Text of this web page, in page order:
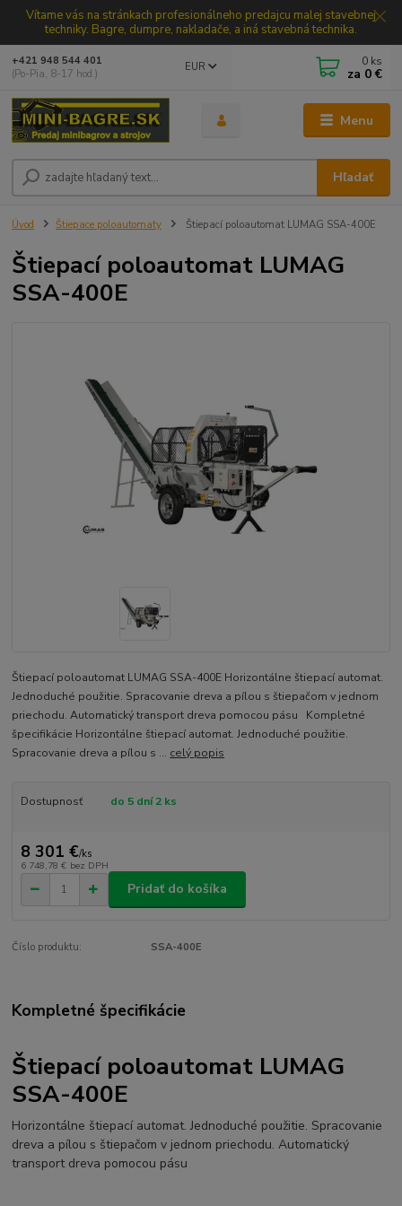
Vítame vás na stránkach profesionálneho predajcu malej stavebnej
techniky. Bagre, dumpre, nakladače, a iná stavebná technika.
Menu
EUR
Hľadať
+421 948 544 401
(Po-Pia, 8-17 hod.)
0 ks
za 0 €
Úvod Štiepace poloautomaty Štiepací poloautomat LUMAG SSA-400E
Štiepací poloautomat LUMAG
SSA-400E
Štiepací poloautomat LUMAG SSA-400E Horizontálne štiepací automat.
Jednoduché použitie. Spracovanie dreva a pílou s štiepačom v jednom
priechodu. Automatický transport dreva pomocou pásu Kompletné
špecifikácie Horizontálne štiepací automat. Jednoduché použitie.
Spracovanie dreva a pílou s ... celý popis
Dostupnosť do 5 dní 2 ks
8 301 €/ks
6 748,78 € bez DPH
Pridať do košíka
Číslo produktu: SSA-400E
Kompletné špecifikácie
Štiepací poloautomat LUMAG
SSA-400E
Horizontálne štiepací automat. Jednoduché použitie. Spracovanie
dreva a pílou s štiepačom v jednom priechodu. Automatický
transport dreva pomocou pásu